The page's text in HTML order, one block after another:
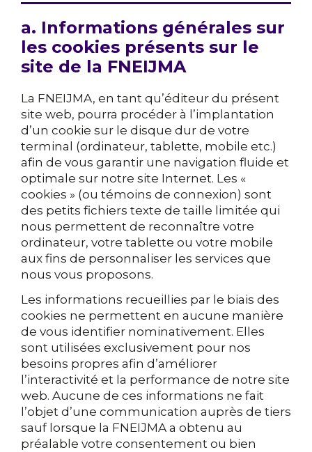
a. Informations générales sur
les cookies présents sur le
site de la FNEIJMA
La FNEIJMA, en tant qu’éditeur du présent
site web, pourra procéder à l’implantation
d’un cookie sur le disque dur de votre
terminal (ordinateur, tablette, mobile etc.)
afin de vous garantir une navigation fluide et
optimale sur notre site Internet. Les «
cookies » (ou témoins de connexion) sont
des petits fichiers texte de taille limitée qui
nous permettent de reconnaître votre
ordinateur, votre tablette ou votre mobile
aux fins de personnaliser les services que
nous vous proposons.
Les informations recueillies par le biais des
cookies ne permettent en aucune manière
de vous identifier nominativement. Elles
sont utilisées exclusivement pour nos
besoins propres afin d’améliorer
l’interactivité et la performance de notre site
web. Aucune de ces informations ne fait
l’objet d’une communication auprès de tiers
sauf lorsque la FNEIJMA a obtenu au
préalable votre consentement ou bien